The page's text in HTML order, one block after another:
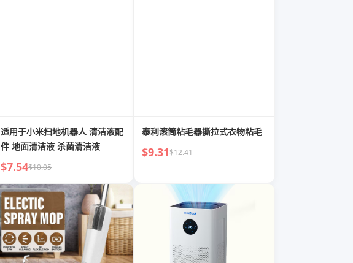
适用于小米扫地机器人 清洁液配
件 地面清洁液 杀菌清洁液
$7.54$10.05
泰利滚筒粘毛器撕拉式衣物粘毛
$9.31$12.41